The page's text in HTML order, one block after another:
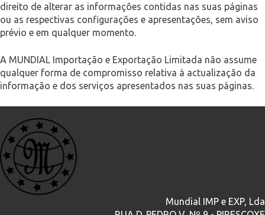
direito de alterar as informações contidas nas suas páginas
ou as respectivas configurações e apresentações, sem aviso
prévio e em qualquer momento.
A MUNDIAL Importação e Exportação Limitada não assume
qualquer forma de compromisso relativa à actualização da
informação e dos serviços apresentados nas suas páginas.
Mundial IMP e EXP, Lda